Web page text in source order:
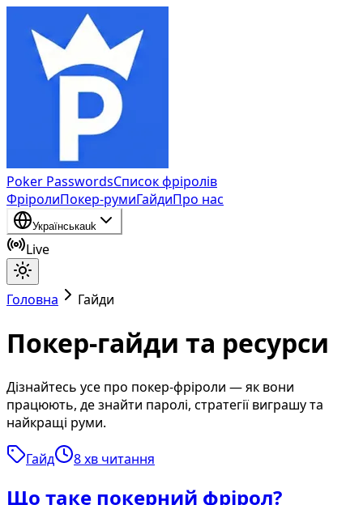
Poker PasswordsСписок фріролів
ФріролиПокер-румиГайдиПро нас
Українськаuk
Live
Головна Гайди
Покер-гайди та ресурси
Дізнайтесь усе про покер-фріроли — як вони
працюють, де знайти паролі, стратегії виграшу та
найкращі руми.
Гайд 8хв читання
Що таке покерний фрірол?